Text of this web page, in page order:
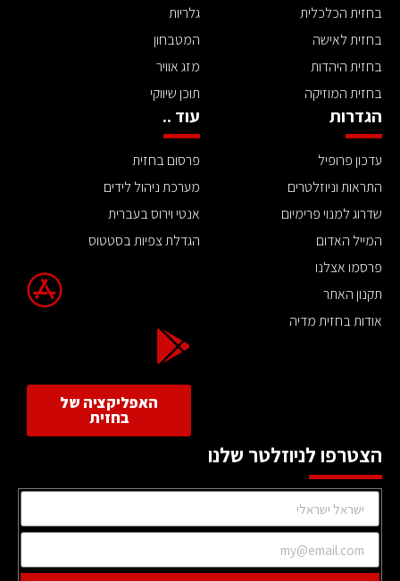
בחזית הכלכלית
בחזית לאישה
בחזית היהדות
בחזית המוזיקה
גלריות
המטבחון
מזג אוויר
תוכן שיווקי
הגדרות
עדכון פרופיל
התראות וניוזלטרים
שדרוג למנוי פרימיום
המייל האדום
פרסמו אצלנו
תקנון האתר
אודות בחזית מדיה
עוד ..
פרסום בחזית
מערכת ניהול לידים
אנטי וירוס בעברית
הגדלת צפיות בסטטוס
האפליקציה של
בחזית
הצטרפו לניוזלטר שלנו